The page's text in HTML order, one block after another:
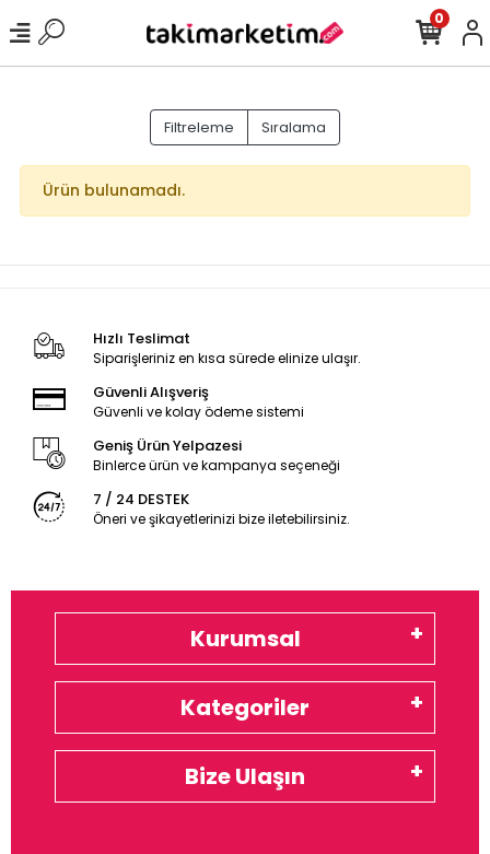
0
Filtreleme Sıralama
Ürün bulunamadı.
Hızlı Teslimat
Siparişleriniz en kısa sürede elinize ulaşır.
Güvenli Alışveriş
Güvenli ve kolay ödeme sistemi
Geniş Ürün Yelpazesi
Binlerce ürün ve kampanya seçeneği
7 / 24 DESTEK
Öneri ve şikayetlerinizi bize iletebilirsiniz.
Kurumsal
Kategoriler
Bize Ulaşın